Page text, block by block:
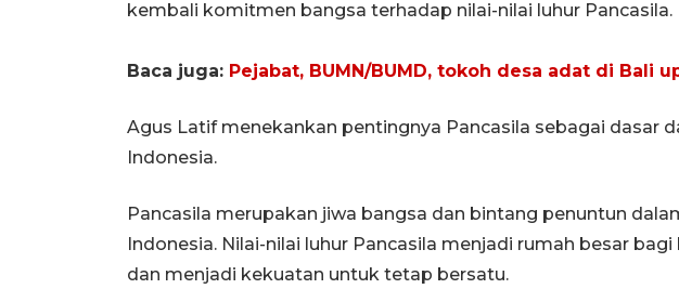
kembali komitmen bangsa terhadap nilai-nilai luhur Pancasila.
Baca juga: Pejabat, BUMN/BUMD, tokoh desa adat di Bali
Agus Latif menekankan pentingnya Pancasila sebagai dasar
Indonesia.
Pancasila merupakan jiwa bangsa dan bintang penuntun
Indonesia. Nilai-nilai luhur Pancasila menjadi rumah besar
dan menjadi kekuatan untuk tetap bersatu.